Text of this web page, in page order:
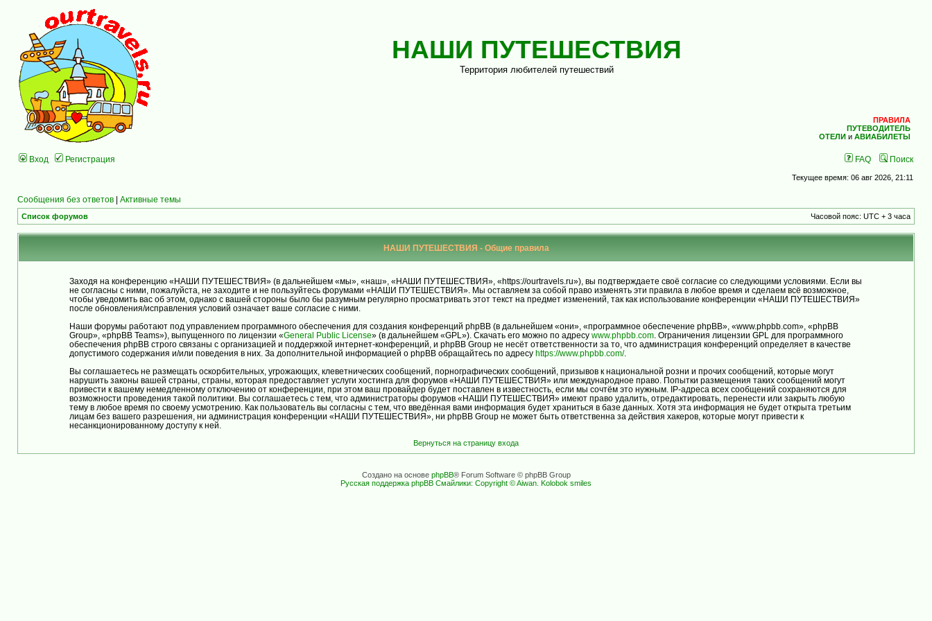
НАШИ ПУТЕШЕСТВИЯ
Территория любителей путешествий
ПРАВИЛА
ПУТЕВОДИТЕЛЬ
ОТЕЛИ и АВИАБИЛЕТЫ
Вход Регистрация FAQ Поиск
Текущее время: 06 авг 2026, 21:11
Сообщения без ответов | Активные темы
Список форумов Часовой пояс: UTC + 3 часа
НАШИ ПУТЕШЕСТВИЯ - Общие правила
Заходя на конференцию «НАШИ ПУТЕШЕСТВИЯ» (в дальнейшем «мы», «наш», «НАШИ ПУТЕШЕСТВИЯ», «https://ourtravels.ru»), вы подтверждаете своё согласие со следующими условиями. Если вы
не согласны с ними, пожалуйста, не заходите и не пользуйтесь форумами «НАШИ ПУТЕШЕСТВИЯ». Мы оставляем за собой право изменять эти правила в любое время и сделаем всё возможное,
чтобы уведомить вас об этом, однако с вашей стороны было бы разумным регулярно просматривать этот текст на предмет изменений, так как использование конференции «НАШИ ПУТЕШЕСТВИЯ»
после обновления/исправления условий означает ваше согласие с ними.
Наши форумы работают под управлением программного обеспечения для создания конференций phpBB (в дальнейшем «они», «программное обеспечение phpBB», «www.phpbb.com», «phpBB
Group», «phpBB Teams»), выпущенного по лицензии «General Public License» (в дальнейшем «GPL»). Скачать его можно по адресу www.phpbb.com. Ограничения лицензии GPL для программного
обеспечения phpBB строго связаны с организацией и поддержкой интернет-конференций, и phpBB Group не несёт ответственности за то, что администрация конференций определяет в качестве
допустимого содержания и/или поведения в них. За дополнительной информацией о phpBB обращайтесь по адресу https://www.phpbb.com/.
Вы соглашаетесь не размещать оскорбительных, угрожающих, клеветнических сообщений, порнографических сообщений, призывов к национальной розни и прочих сообщений, которые могут
нарушить законы вашей страны, страны, которая предоставляет услуги хостинга для форумов «НАШИ ПУТЕШЕСТВИЯ» или международное право. Попытки размещения таких сообщений могут
привести к вашему немедленному отключению от конференции, при этом ваш провайдер будет поставлен в известность, если мы сочтём это нужным. IP-адреса всех сообщений сохраняются для
возможности проведения такой политики. Вы соглашаетесь с тем, что администраторы форумов «НАШИ ПУТЕШЕСТВИЯ» имеют право удалить, отредактировать, перенести или закрыть любую
тему в любое время по своему усмотрению. Как пользователь вы согласны с тем, что введённая вами информация будет храниться в базе данных. Хотя эта информация не будет открыта третьим
лицам без вашего разрешения, ни администрация конференции «НАШИ ПУТЕШЕСТВИЯ», ни phpBB Group не может быть ответственна за действия хакеров, которые могут привести к
несанкционированному доступу к ней.
Вернуться на страницу входа
Создано на основе phpBB® Forum Software © phpBB Group
Русская поддержка phpBB Смайлики: Copyright © Aiwan. Kolobok smiles